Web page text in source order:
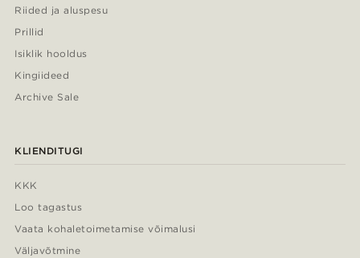
Riided ja aluspesu
Prillid
Isiklik hooldus
Kingiideed
Archive Sale
KLIENDITUGI
KKK
Loo tagastus
Vaata kohaletoimetamise võimalusi
Väljavõtmine